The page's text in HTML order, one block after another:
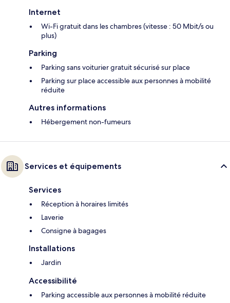
Internet
Wi-Fi gratuit dans les chambres (vitesse : 50 Mbit/s ou
plus)
Parking
Parking sans voiturier gratuit sécurisé sur place
Parking sur place accessible aux personnes à mobilité
réduite
Autres informations
Hébergement non-fumeurs
Services et équipements
Services
Réception à horaires limités
Laverie
Consigne à bagages
Installations
Jardin
Accessibilité
Parking accessible aux personnes à mobilité réduite